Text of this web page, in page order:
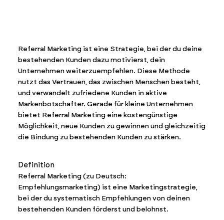
Referral Marketing ist eine Strategie, bei der du deine
bestehenden Kunden dazu motivierst, dein
Unternehmen weiterzuempfehlen. Diese Methode
nutzt das Vertrauen, das zwischen Menschen besteht,
und verwandelt zufriedene Kunden in aktive
Markenbotschafter. Gerade für kleine Unternehmen
bietet Referral Marketing eine kostengünstige
Möglichkeit, neue Kunden zu gewinnen und gleichzeitig
die Bindung zu bestehenden Kunden zu stärken.
Definition
Referral Marketing (zu Deutsch:
Empfehlungsmarketing) ist eine Marketingstrategie,
bei der du systematisch Empfehlungen von deinen
bestehenden Kunden förderst und belohnst.